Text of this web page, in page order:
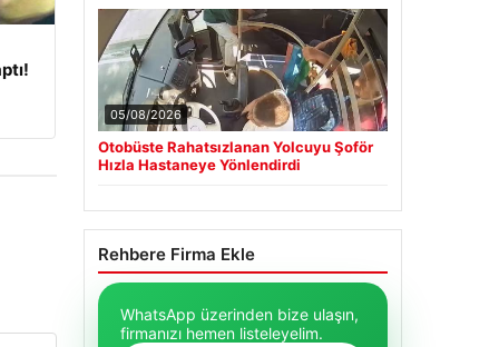
05/08/2026
Otobüste Rahatsızlanan Yolcuyu Şoför
Hızla Hastaneye Yönlendirdi
Rehbere Firma Ekle
WhatsApp üzerinden bize ulaşın,
firmanızı hemen listeleyelim.